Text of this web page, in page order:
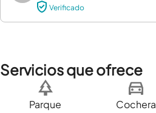
Verificado
Servicios que ofrece
Parque Cochera